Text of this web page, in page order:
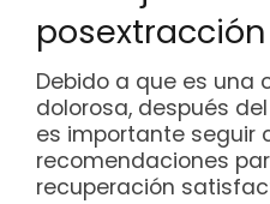
posextracción
Debido a que es una
dolorosa, después
es importante seguir
recomendaciones
recuperación